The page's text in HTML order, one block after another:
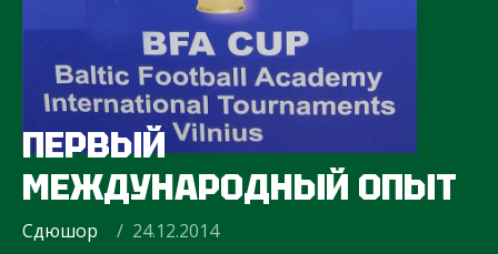
ПЕРВЫЙ
МЕЖДУНАРОДНЫЙ ОПЫТ
Сдюшор / 24.12.2014